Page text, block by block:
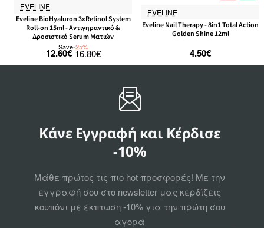
EVELINE
Eveline BioHyaluron 3xRetinol System
Roll-on 15ml - Αντιγηραντικό &
Δροσιστικό Serum Ματιών
Save-25%
12.60€ 16.80€
EVELINE
Eveline Nail Therapy - 8in1 Total Action
Golden Shine 12ml
4.50€
Κάνε Εγγραφή και Κέρδισε
-10%
Μάθε πρώτος τις πιο hot προσφορές! Με την
εγγραφή σου στο newsletter μας κερδίζεις
κουπόνι με έκπτωση -10% για την πρώτη σου
αγορά